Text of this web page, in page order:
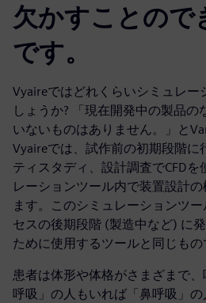
欠かすことので
です。
Vyaireではどれくらいシミュレー
しょうか? 「現在開発中の製品の
いないものはありません。」と
Vyaireでは、試作前の初期段階に
ティスタディ、設計調査でCFDを
レーションツール内で装置設計
ます。このシミュレーションツ
セスの後期段階 (製造中など) に
ために使用するツールと同じもの
患者は体形や体格がさまざまで
呼吸」の人もいれば「鼻呼吸」